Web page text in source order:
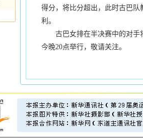
得分，将比分超出，此时古巴队
利。
古巴女排在半决赛中的对手
今晚20点举行，敬请关注。